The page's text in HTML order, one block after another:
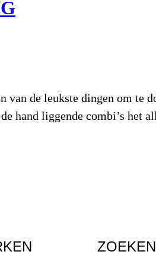
de leukste dingen om te
hand liggende combi’s het
ZOEKEN